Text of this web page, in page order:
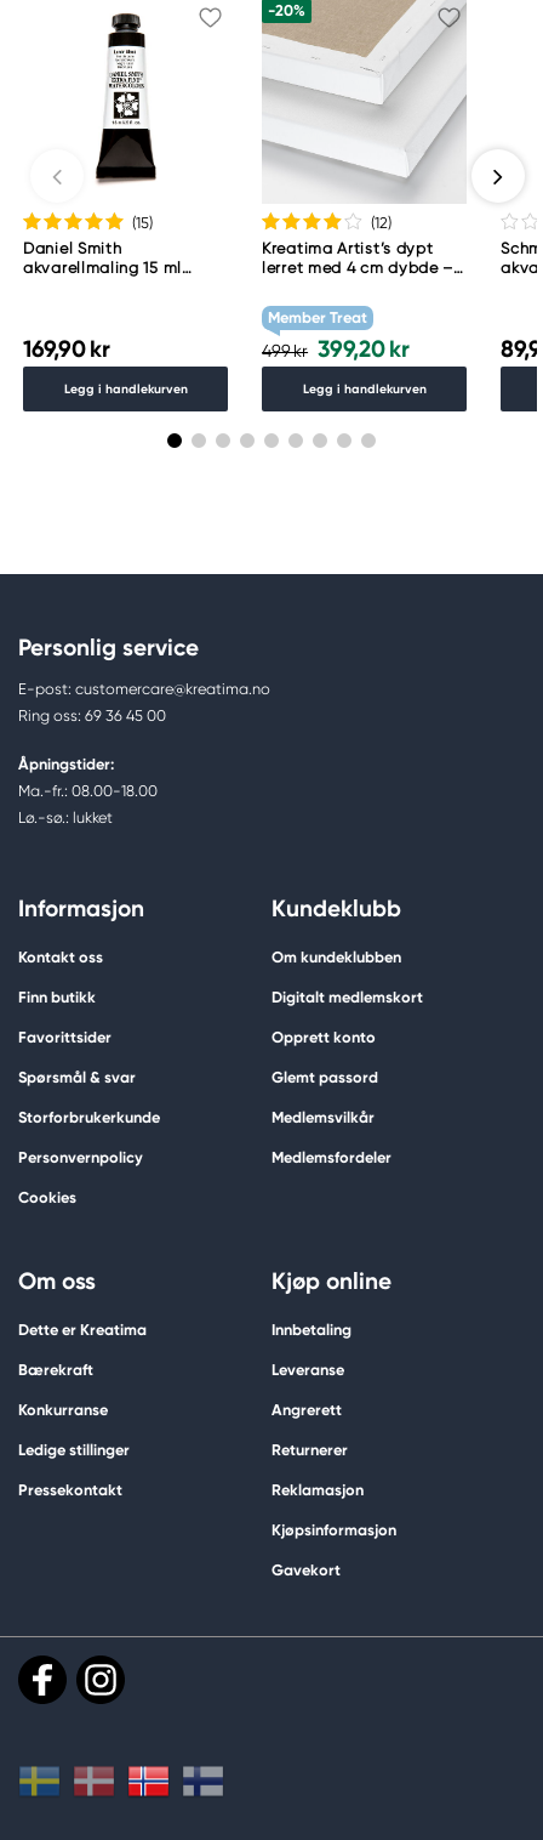
(15)
Daniel Smith
akvarellmaling 15 ml
169,90 kr
Legg i handlekurven
-20%
(12)
Kreatima Artist’s dypt
lerret med 4 cm dybde –
Member Treat
499 kr 399,20 kr
Legg i handlekurven
Personlig service
E-post: customercare@kreatima.no
Ring oss: 69 36 45 00
Åpningstider:
Ma.-fr.: 08.00-18.00
Lø.-sø.: lukket
Informasjon
Kontakt oss
Finn butikk
Favorittsider
Spørsmål & svar
Storforbrukerkunde
Personvernpolicy
Cookies
Kundeklubb
Om kundeklubben
Digitalt medlemskort
Opprett konto
Glemt passord
Medlemsvilkår
Medlemsfordeler
Om oss
Dette er Kreatima
Bærekraft
Konkurranse
Ledige stillinger
Pressekontakt
Kjøp online
Innbetaling
Leveranse
Angrerett
Returnerer
Reklamasjon
Kjøpsinformasjon
Gavekort